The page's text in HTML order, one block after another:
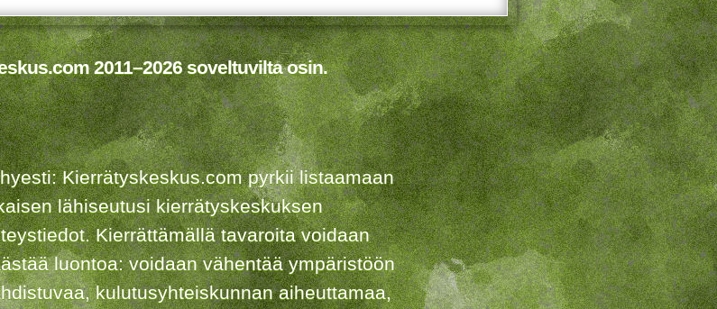
2011–2026 soveltuvilta osin.
Kierrätyskeskus.com pyrkii listaamaan
lähiseutusi kierrätyskeskuksen
Kierrättämällä tavaroita voidaan
luontoa: voidaan vähentää ympäristöön
kulutusyhteiskunnan aiheuttamaa,